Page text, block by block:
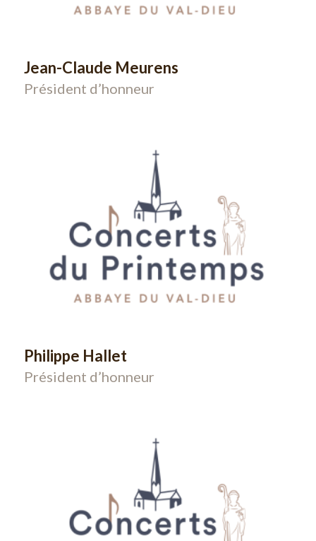
Jean-Claude Meurens
Président d’honneur
Philippe Hallet
Président d’honneur